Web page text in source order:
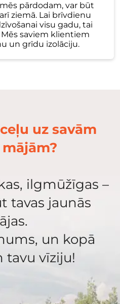
pārdodam, var būt
ziemā. Lai brīvdienu
visu gadu, tai
saviem klientiem
un grīdu izolāciju.
uz savām
ilgmūžīgas –
tavas jaunās
un kopā
tavu vīziju!